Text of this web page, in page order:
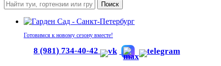
Поиск
Готовимся к новому сезону вместе!
8 (981) 734-40-42